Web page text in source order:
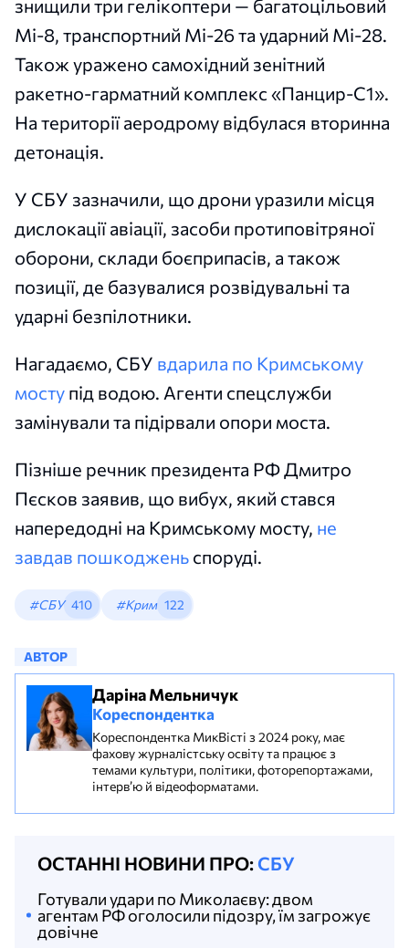
знищили три гелікоптери — багатоцільовий
Мі-8, транспортний Мі-26 та ударний Мі-28.
Також уражено самохідний зенітний
ракетно-гарматний комплекс «Панцир-С1».
На території аеродрому відбулася вторинна
детонація.
У СБУ зазначили, що дрони уразили місця
дислокації авіації, засоби протиповітряної
оборони, склади боєприпасів, а також
позиції, де базувалися розвідувальні та
ударні безпілотники.
Нагадаємо, СБУ вдарила по Кримському
мосту під водою. Агенти спецслужби
замінували та підірвали опори моста.
Пізніше речник президента РФ Дмитро
Пєсков заявив, що вибух, який стався
напередодні на Кримському мосту, не
завдав пошкоджень споруді.
#СБУ 410 #Крим 122
АВТОР
Даріна Мельничук
Кореспондентка
Кореспондентка МикВісті з 2024 року, має
фахову журналістську освіту та працює з
темами культури, політики, фоторепортажами,
інтерв’ю й відеоформатами.
ОСТАННІ НОВИНИ ПРО: СБУ
Готували удари по Миколаєву: двом
агентам РФ оголосили підозру, їм загрожує
довічне